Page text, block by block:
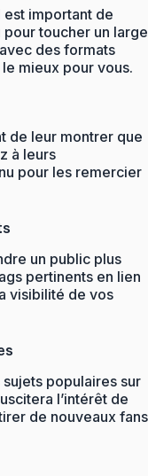
important de
toucher un large
des formats
mieux pour vous.
de leur montrer que
à leurs
pour les remercier
un public plus
pertinents en lien
visibilité de vos
populaires sur
l’intérêt de
de nouveaux fans